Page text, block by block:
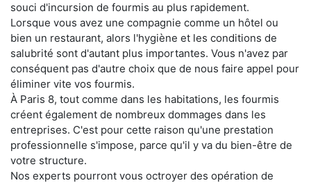
souci d'incursion de fourmis au plus rapidement.
Lorsque vous avez une compagnie comme un hôtel ou
bien un restaurant, alors l'hygiène et les conditions de
salubrité sont d'autant plus importantes. Vous n'avez par
conséquent pas d'autre choix que de nous faire appel pour
éliminer vite vos fourmis.
À Paris 8, tout comme dans les habitations, les fourmis
créent également de nombreux dommages dans les
entreprises. C'est pour cette raison qu'une prestation
professionnelle s'impose, parce qu'il y va du bien-être de
votre structure.
Nos experts pourront vous octroyer des opération de